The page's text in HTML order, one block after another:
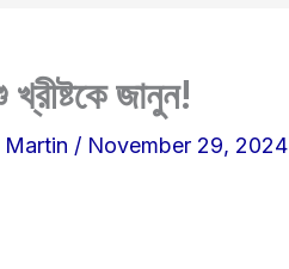
জানুন!
/ November 29, 2024